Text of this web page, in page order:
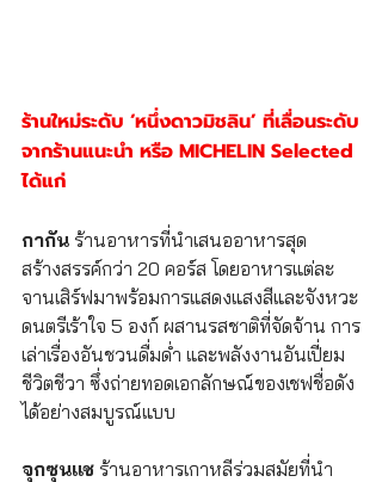
ร้านใหม่ระดับ ‘หนึ่งดาวมิชลิน’ ที่เลื่อนระดับ
จากร้านแนะนำ หรือ MICHELIN Selected
ได้แก่
กากัน ร้านอาหารที่นำเสนออาหารสุด
สร้างสรรค์กว่า 20 คอร์ส โดยอาหารแต่ละ
จานเสิร์ฟมาพร้อมการแสดงแสงสีและจังหวะ
ดนตรีเร้าใจ 5 องก์ ผสานรสชาติที่จัดจ้าน การ
เล่าเรื่องอันชวนดื่มด่ำ และพลังงานอันเปี่ยม
ชีวิตชีวา ซึ่งถ่ายทอดเอกลักษณ์ของเชฟชื่อดัง
ได้อย่างสมบูรณ์แบบ
จุกซุนแช ร้านอาหารเกาหลีร่วมสมัยที่นำ